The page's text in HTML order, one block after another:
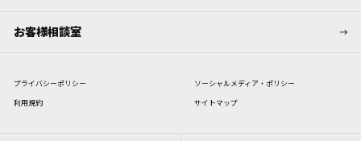
お客様相談室
プライバシーポリシー
ソーシャルメディア・ポリシー
利⽤規約
サイトマップ